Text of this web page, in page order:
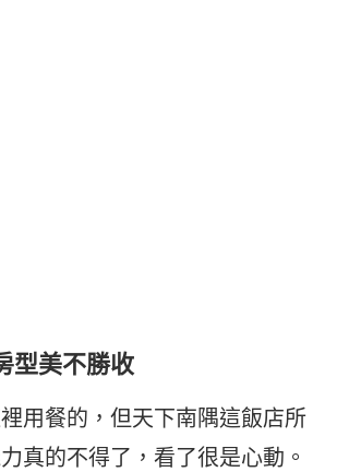
型美不勝收
用餐的，但天下南隅這飯店所
真的不得了，看了很是心動。